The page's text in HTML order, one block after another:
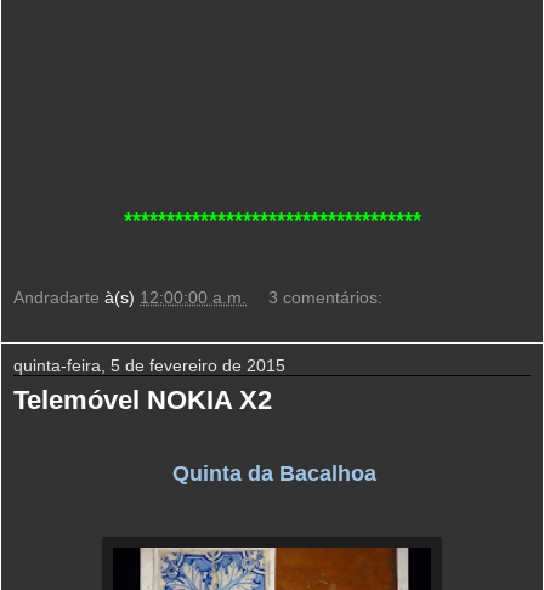
***********************************
Andradarte à(s) 12:00:00 a.m. 3 comentários:
quinta-feira, 5 de fevereiro de 2015
Telemóvel NOKIA X2
Quinta da Bacalhoa